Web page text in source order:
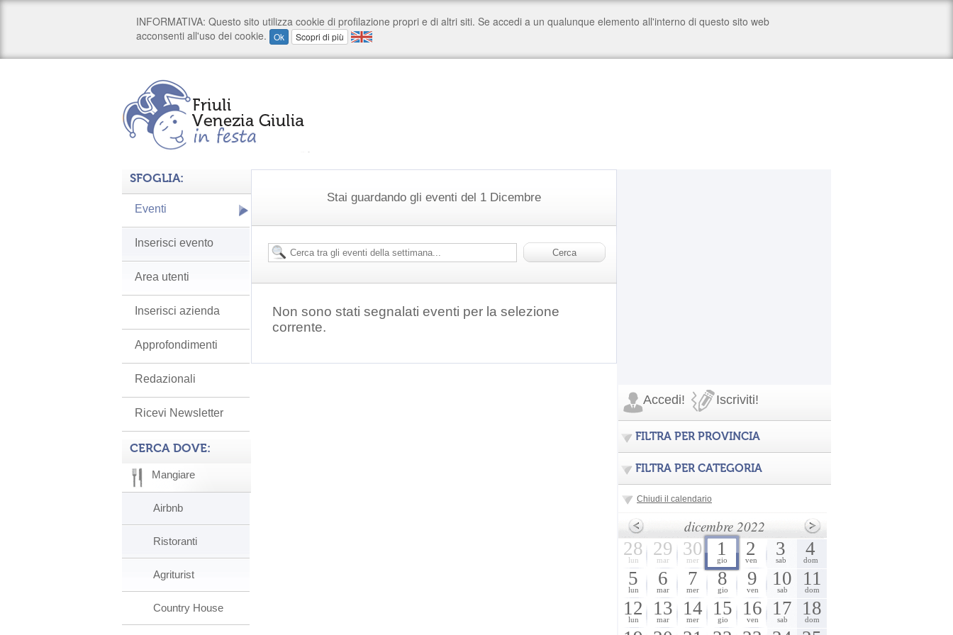
Stai guardando gli eventi del 1 Dicembre
Non sono stati segnalati eventi per la selezione
corrente.
SFOGLIA:
Eventi
Inserisci evento
Area utenti
Inserisci azienda
Approfondimenti
Redazionali
Ricevi Newsletter
CERCA DOVE:
Mangiare
Airbnb
Ristoranti
Agriturist
Country House
Accedi! Iscriviti!
FILTRA PER PROVINCIA
FILTRA PER CATEGORIA
Chiudi il calendario
dicembre 2022
28
lun
29
mar
30
mer
1
gio
2
ven
3
sab
4
dom
5
lun
6
mar
7
mer
8
gio
9
ven
10
sab
11
dom
12
lun
13
mar
14
mer
15
gio
16
ven
17
sab
18
dom